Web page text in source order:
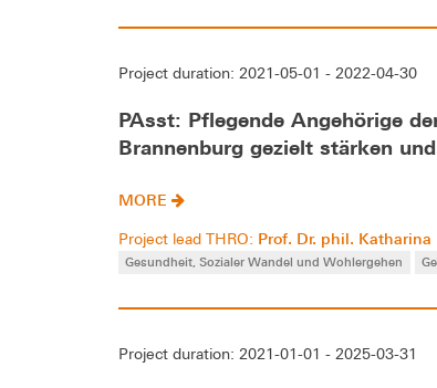
Project duration: 2021-05-01 - 2022-04-30
PAsst: Pflegende Angehörige
Brannenburg gezielt stärken
MORE
Project lead THRO: Prof. Dr. phil. Katharina
Gesundheit, Sozialer Wandel und Wohlergehen
Project duration: 2021-01-01 - 2025-03-31